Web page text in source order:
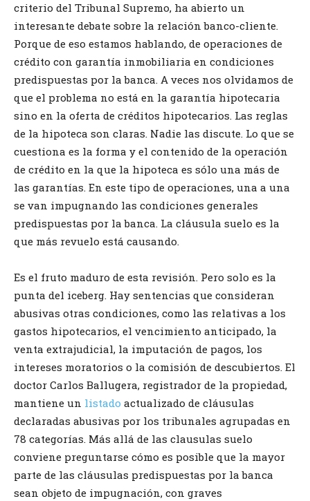
criterio del Tribunal Supremo, ha abierto un
interesante debate sobre la relación banco-cliente.
Porque de eso estamos hablando, de operaciones de
crédito con garantía inmobiliaria en condiciones
predispuestas por la banca. A veces nos olvidamos de
que el problema no está en la garantía hipotecaria
sino en la oferta de créditos hipotecarios. Las reglas
de la hipoteca son claras. Nadie las discute. Lo que se
cuestiona es la forma y el contenido de la operación
de crédito en la que la hipoteca es sólo una más de
las garantías. En este tipo de operaciones, una a una
se van impugnando las condiciones generales
predispuestas por la banca. La cláusula suelo es la
que más revuelo está causando.
Es el fruto maduro de esta revisión. Pero solo es la
punta del iceberg. Hay sentencias que consideran
abusivas otras condiciones, como las relativas a los
gastos hipotecarios, el vencimiento anticipado, la
venta extrajudicial, la imputación de pagos, los
intereses moratorios o la comisión de descubiertos. El
doctor Carlos Ballugera, registrador de la propiedad,
mantiene un listado actualizado de cláusulas
declaradas abusivas por los tribunales agrupadas en
78 categorías. Más allá de las clausulas suelo
conviene preguntarse cómo es posible que la mayor
parte de las cláusulas predispuestas por la banca
sean objeto de impugnación, con graves